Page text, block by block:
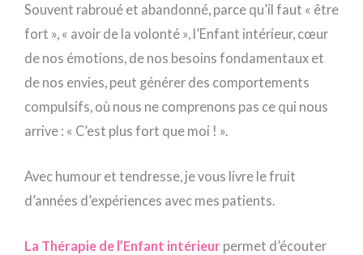
Souvent rabroué et abandonné, parce qu’il faut « être
fort », « avoir de la volonté », l’Enfant intérieur, cœur
de nos émotions, de nos besoins fondamentaux et
de nos envies, peut générer des comportements
compulsifs, où nous ne comprenons pas ce qui nous
arrive : « C’est plus fort que moi ! ».
Avec humour et tendresse, je vous livre le fruit
d’années d’expériences avec mes patients.
La Thérapie de l’Enfant intérieur permet d’écouter